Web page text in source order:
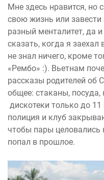
Мне здесь нравится, но
свою жизнь или
разный менталитет, да
сказать, когда я заехал
не знал ничего, кроме
«Рембо» :). Вьетнам
рассказы родителей об
общее: стаканы, посуда,
дискотеки только до
полиция и клуб
чтобы пары целовались
попал в прошлое.